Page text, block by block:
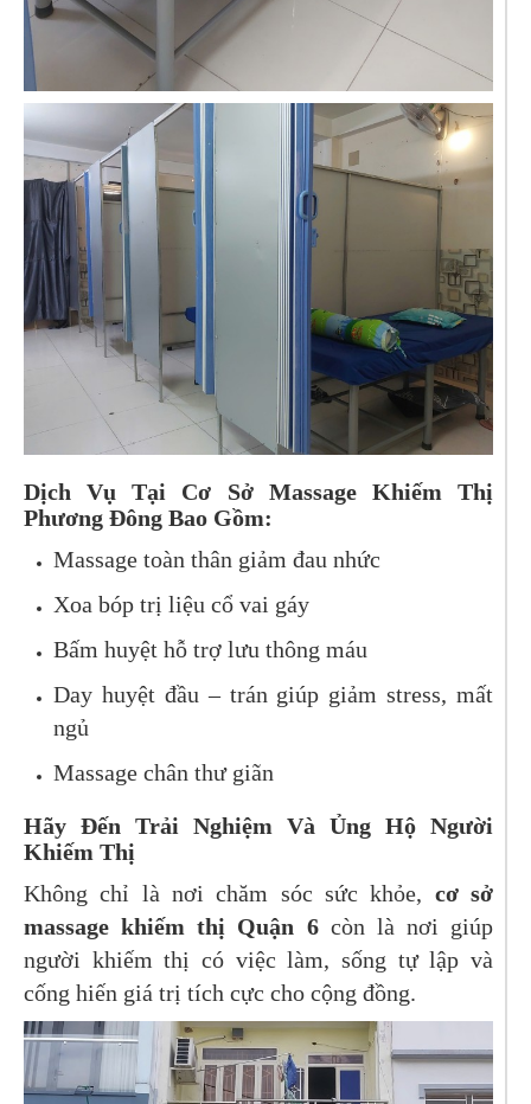
Dịch Vụ Tại Cơ Sở Massage Khiếm Thị
Phương Đông Bao Gồm:
Massage toàn thân giảm đau nhức
Xoa bóp trị liệu cổ vai gáy
Bấm huyệt hỗ trợ lưu thông máu
Day huyệt đầu – trán giúp giảm stress, mất
ngủ
Massage chân thư giãn
Hãy Đến Trải Nghiệm Và Ủng Hộ Người
Khiếm Thị
Không chỉ là nơi chăm sóc sức khỏe, cơ sở
massage khiếm thị Quận 6còn là nơi giúp
người khiếm thị có việc làm, sống tự lập và
cống hiến giá trị tích cực cho cộng đồng.